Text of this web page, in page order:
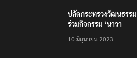
ปลัดกระทรวงวัฒนธรรม
ร่วมกิจกรรม ‘นาวา
ตักบาตรทางน้ำ
10 มิถุนายน 2023